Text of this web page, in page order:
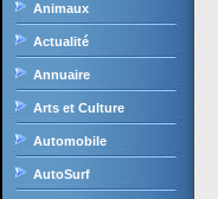
Animaux
Actualité
Annuaire
Arts et Culture
Automobile
AutoSurf